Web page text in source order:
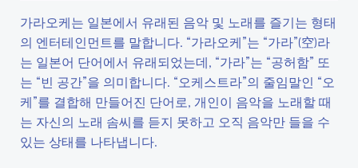
가라오케는 일본에서 유래된 음악 및 노래를 즐기는 형태
의 엔터테인먼트를 말합니다. “가라오케”는 “가라”(空)라
는 일본어 단어에서 유래되었는데, “가라”는 “공허함” 또
는 “빈 공간”을 의미합니다. “오케스트라”의 줄임말인 “오
케”를 결합해 만들어진 단어로, 개인이 음악을 노래할 때
는 자신의 노래 솜씨를 듣지 못하고 오직 음악만 들을 수
있는 상태를 나타냅니다.